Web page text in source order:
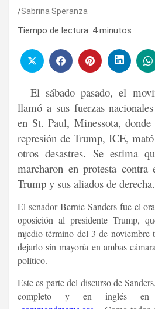
Sabrina Speranza
Tiempo de lectura: 4 minutos
El sábado pasado, el
llamó a sus fuerzas
en St. Paul, Minessota,
represión de Trump, ICE,
otros desastres. Se estima
marcharon en protesta contra
Trump y sus aliados de derecha.
El senador Bernie Sanders fue el
oposición al presidente Trump,
mjedio término del 3 de noviembre
dejarlo sin mayoría en ambas
político.
Este es parte del discurso de
completo y en inglés en